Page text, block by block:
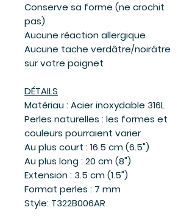
Conserve sa forme (ne crochit
pas)
Aucune réaction allergique
Aucune tache verdâtre/noirâtre
sur votre poignet
DÉTAILS
Matériau : Acier inoxydable 316L
Perles naturelles : les formes et
couleurs pourraient varier
Au plus court : 16.5 cm (6.5")
Au plus long : 20 cm (8")
Extension : 3.5 cm (1.5")
Format perles : 7 mm
Style: T322B006AR